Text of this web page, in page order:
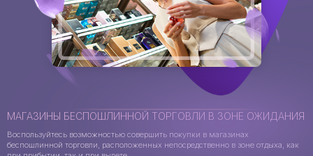
МАГАЗИНЫ БЕСПОШЛИННОЙ ТОРГОВЛИ В ЗОНЕ ОЖИДАНИЯ
Воспользуйтесь возможностью совершить покупки в магазинах
беспошлинной торговли, расположенных непосредственно в зоне отдыха, как